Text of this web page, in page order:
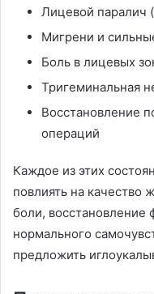
Лицевой паралич
Мигрени и
Боль в лицевых
Тригеминальная
Восстановление
операций
Каждое из этих
повлиять на качество
боли, восстановление
нормального
предложить